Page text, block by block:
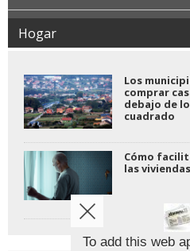
Hogar
Los
comprar
debajo de
cuadrado
Cómo
las
To add this web